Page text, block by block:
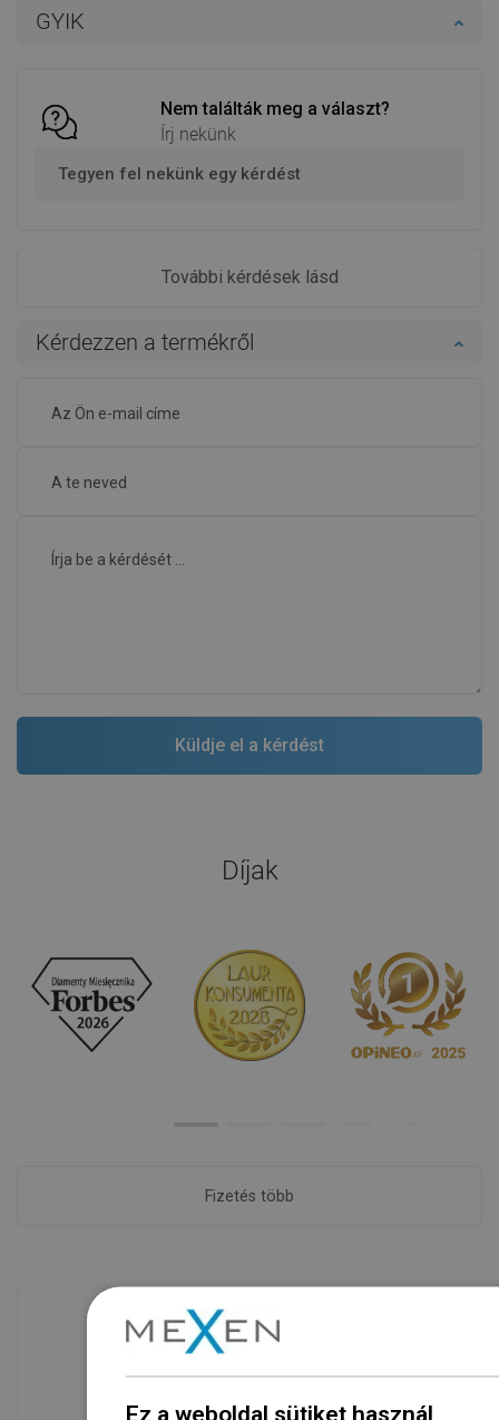
GYIK
Nem találták meg a választ?
Írj nekünk
Tegyen fel nekünk egy kérdést
További kérdések lásd
Kérdezzen a termékről
Díjak
Fizetés több
Áruk rendelkezésre állása
Ez a weboldal sütiket használ